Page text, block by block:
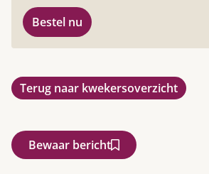
Bestel nu
Terug naar kwekersoverzicht
Bewaar bericht